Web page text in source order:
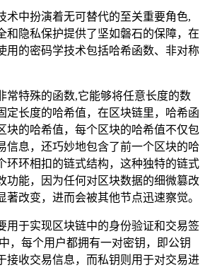
术中扮演着无可替代的至关重要角色,
和隐私保护提供了坚如磐石的保障，在
用的密码学技术包括哈希函数、非对称
常特殊的函数,它能够将任意长度的数
定长度的哈希值，在区块链里，哈希函
块的哈希值，每个区块的哈希值不仅包
信息，还巧妙地包含了前一个区块的哈
环环相扣的链式结构，这种独特的链式
功能，因为任何对区块数据的细微篡改
著改变，进而会被其他节点迅速察觉。
用于实现区块链中的身份验证和交易签
，每个用户都拥有一对密钥，即公钥
接收交易信息，而私钥则用于对交易进